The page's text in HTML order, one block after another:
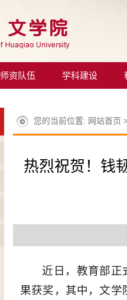
师资队伍 学科建设
您的当前位置: 网站首页
热烈祝贺！钱
近日，教育部正
果获奖，其中，文